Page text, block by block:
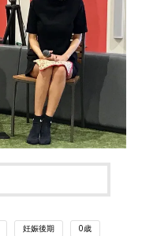
妊娠後期 0歳